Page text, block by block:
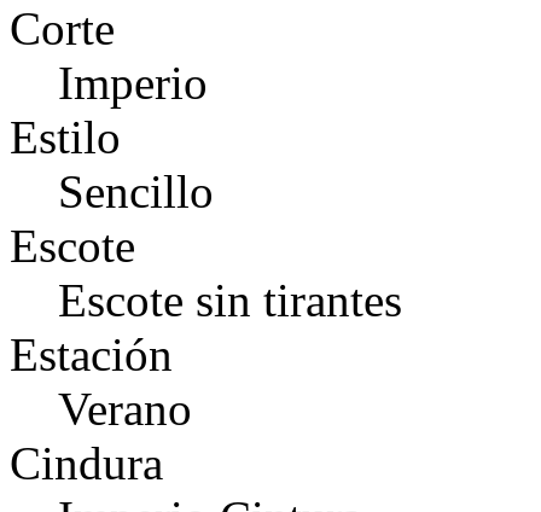
Corte
Imperio
Estilo
Sencillo
Escote
Escote sin tirantes
Estación
Verano
Cindura